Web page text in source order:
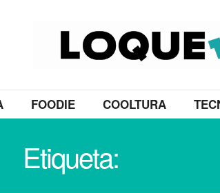
FOODIE COOLTURA
Etiqueta: